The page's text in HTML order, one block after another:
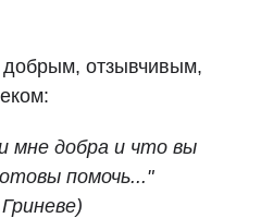
добрым, отзывчивым,
мне добра и что вы
помочь..."